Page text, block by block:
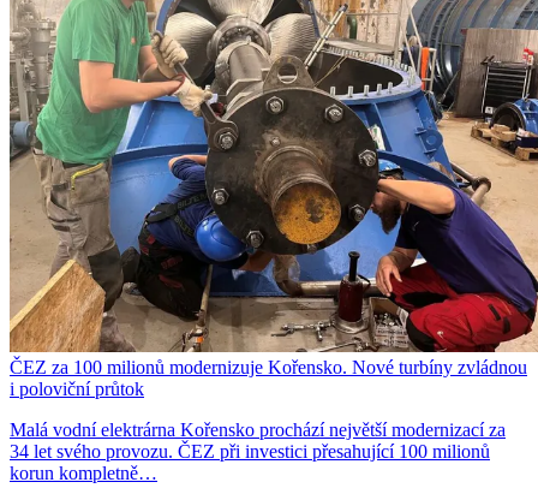
ČEZ za 100 milionů modernizuje Kořensko. Nové turbíny zvládnou
i poloviční průtok
Malá vodní elektrárna Kořensko prochází největší modernizací za
34 let svého provozu. ČEZ při investici přesahující 100 milionů
korun kompletně…